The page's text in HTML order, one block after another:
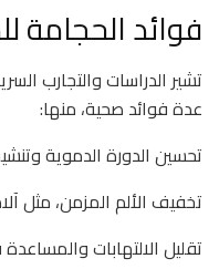
فوائد الحجامة
تشير الدراسات والتجارب
عدة فوائد صحية، منها:
تحسين الدورة الدموية
تخفيف الألم المزمن، مثل
تقليل الالتهابات